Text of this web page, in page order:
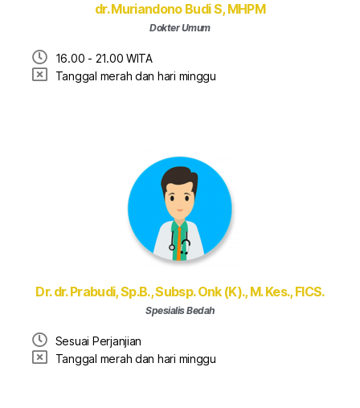
dr. Muriandono Budi S, MHPM
Dokter Umum
16.00 - 21.00 WITA
Tanggal merah dan hari minggu
Dr. dr. Prabudi, Sp.B., Subsp. Onk (K)., M. Kes., FICS.
Spesialis Bedah
Sesuai Perjanjian
Tanggal merah dan hari minggu